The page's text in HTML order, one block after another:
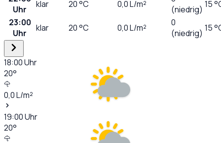
Uhr
klar 20°C 0,0L/m²
(niedrig) 15
23:00
Uhr
klar 20°C 0,0L/m²
0
(niedrig) 15
18:00Uhr
20°
0,0L/m²
19:00Uhr
20°